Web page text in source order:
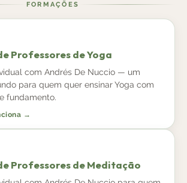
FORMAÇÕES
Professores de Yoga
com Andrés De Nuccio — um
para quem quer ensinar Yoga com
fundamento.
→
Professores de Meditação